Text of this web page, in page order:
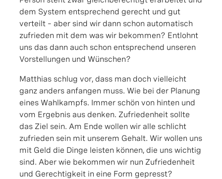
dem System entsprechend gerecht und gut
verteilt – aber sind wir dann schon automatisch
zufrieden mit dem was wir bekommen? Entlohnt
uns das dann auch schon entsprechend unseren
Vorstellungen und Wünschen?
Matthias schlug vor, dass man doch vielleicht
ganz anders anfangen muss. Wie bei der Planung
eines Wahlkampfs. Immer schön von hinten und
vom Ergebnis aus denken. Zufriedenheit sollte
das Ziel sein. Am Ende wollen wir alle schlicht
zufrieden sein mit unserem Gehalt. Wir wollen uns
mit Geld die Dinge leisten können, die uns wichtig
sind. Aber wie bekommen wir nun Zufriedenheit
und Gerechtigkeit in eine Form gepresst?